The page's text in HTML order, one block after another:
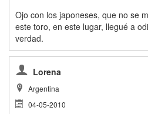
Ojo con los japoneses, que no se
este toro, en este lugar, llegué a
verdad.
Lorena
Argentina
04-05-2010